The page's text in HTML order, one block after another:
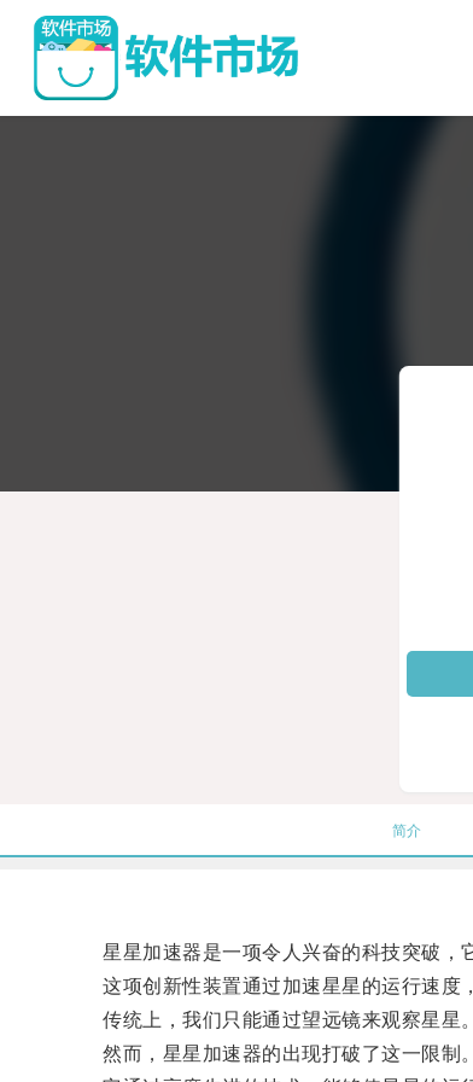
简介
星星加速器是一项令人兴奋的科技突破，
这项创新性装置通过加速星星的运行速度
传统上，我们只能通过望远镜来观察星星。
然而，星星加速器的出现打破了这一限制。